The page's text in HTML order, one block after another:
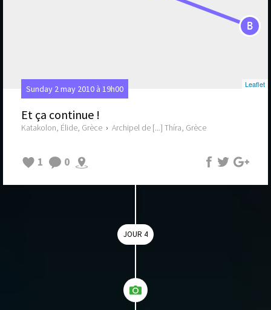
B
Leaflet
Sunday 2 may 2010 à 19h00
Et ça continue !
Katakolon, Élide, Grèce › Archipel de [...] Thíra, Grèce
1 0
JOUR 4